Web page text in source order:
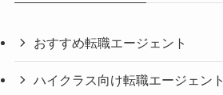
おすすめ転職エージェント
ハイクラス向け転職エージェント